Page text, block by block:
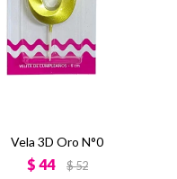
Vela 3D Oro N°0
$ 44 $52